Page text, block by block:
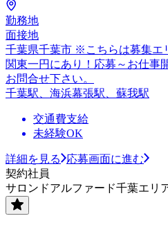
勤務地
面接地
千葉県千葉市 ※こちらは募集エ
関東一円にあり！応募～お仕事
お問合せ下さい。
千葉駅、海浜幕張駅、蘇我駅
交通費支給
未経験OK
詳細を見る
応募画面に進む
契約社員
サロンドアルファード千葉エリ